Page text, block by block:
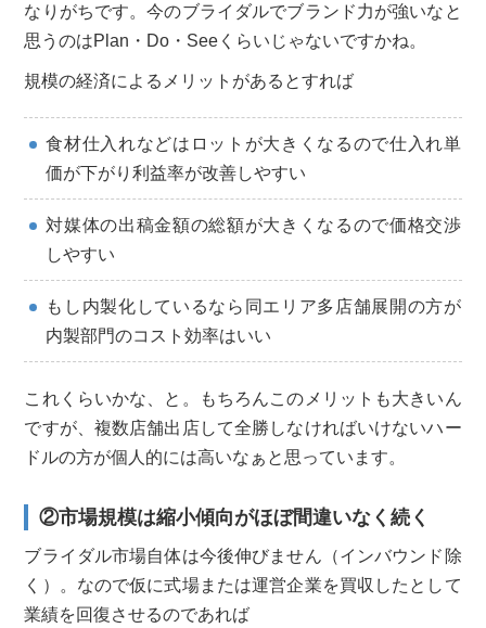
なりがちです。今のブライダルでブランド力が強いなと
思うのはPlan・Do・Seeくらいじゃないですかね。
規模の経済によるメリットがあるとすれば
食材仕入れなどはロットが大きくなるので仕入れ単
価が下がり利益率が改善しやすい
対媒体の出稿金額の総額が大きくなるので価格交渉
しやすい
もし内製化しているなら同エリア多店舗展開の方が
内製部門のコスト効率はいい
これくらいかな、と。もちろんこのメリットも大きいん
ですが、複数店舗出店して全勝しなければいけないハー
ドルの方が個人的には高いなぁと思っています。
②市場規模は縮小傾向がほぼ間違いなく続く
ブライダル市場自体は今後伸びません（インバウンド除
く）。なので仮に式場または運営企業を買収したとして
業績を回復させるのであれば